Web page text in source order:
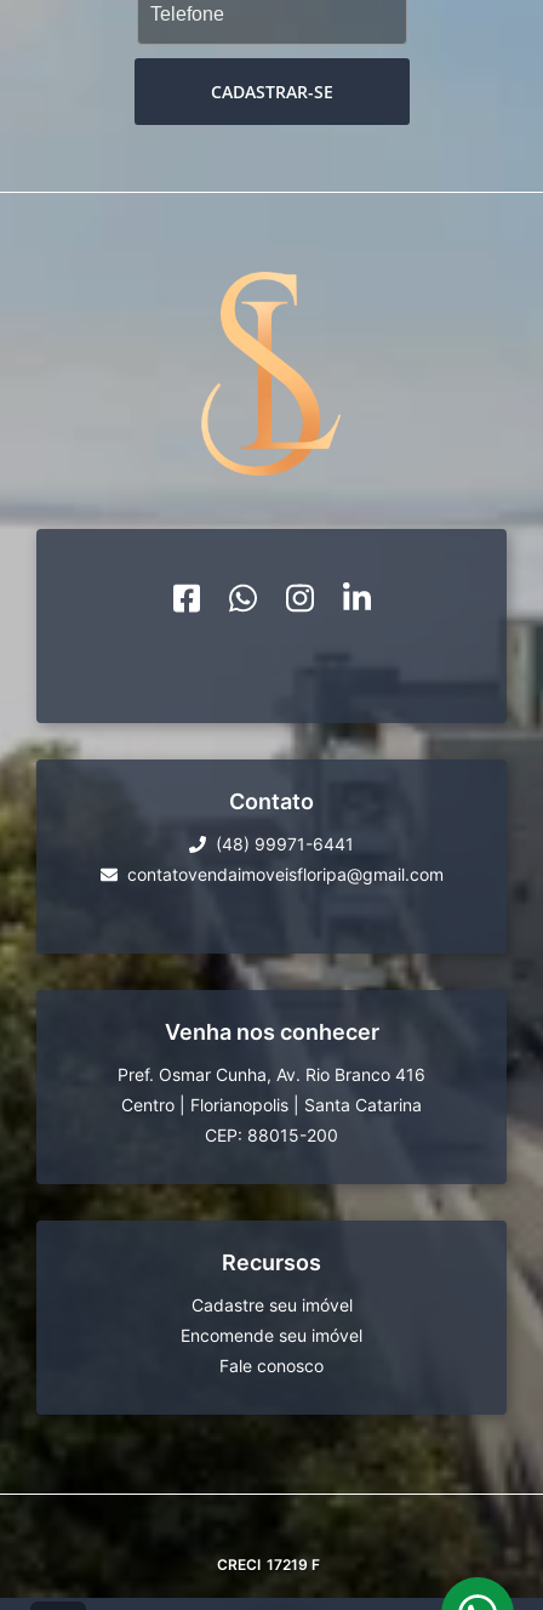
CADASTRAR-SE
Contato
(48) 99971-6441
contatovendaimoveisfloripa@gmail.com
Venha nos conhecer
Pref. Osmar Cunha, Av. Rio Branco 416
Centro
Florianopolis
Santa Catarina
CEP: 88015-200
Recursos
Cadastre seu imóvel
Encomende seu imóvel
Fale conosco
CRECI 17219 F